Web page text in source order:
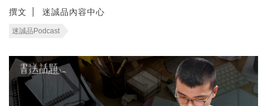
撰文 迷誠品內容中心
迷誠品Podcast